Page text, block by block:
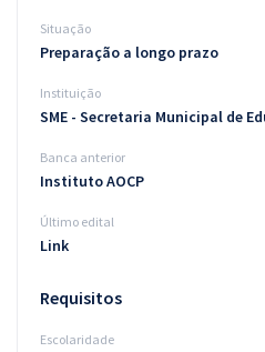
Conteúdo gratuito
Blog
Situação
Preparação a longo prazo
Instituição
SME - Secretaria Municipal de
Banca anterior
Instituto AOCP
Último edital
Link
Requisitos
Escolaridade